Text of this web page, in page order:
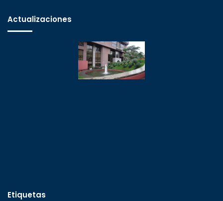
Actualizaciones
Etiquetas